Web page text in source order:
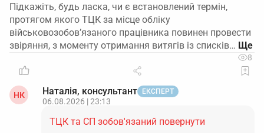
Підкажіть, будь ласка, чи є встановлений термін,
протягом якого ТЦК за місце обліку
військовозобов’язаного працівника повинен провести
звіряння, з моменту отримання витягів із списків…
8
НК Наталія, консультант ЕКСПЕРТ
06.08.2026 | 23:13
ТЦК та СП зобов'язаний повернути